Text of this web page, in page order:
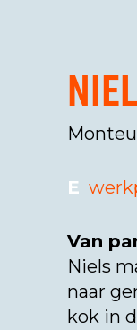
E
Van
Niels
naar
kok in